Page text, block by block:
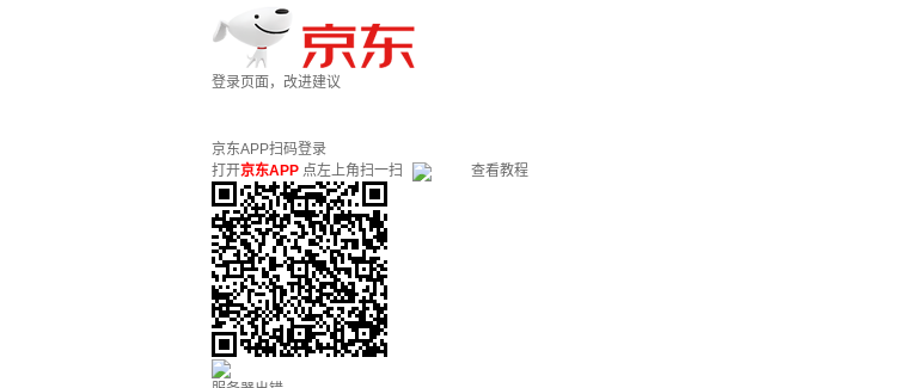
登录页面，改进建议
京东APP扫码登录
打开京东APP 点左上角扫一扫 查看教程